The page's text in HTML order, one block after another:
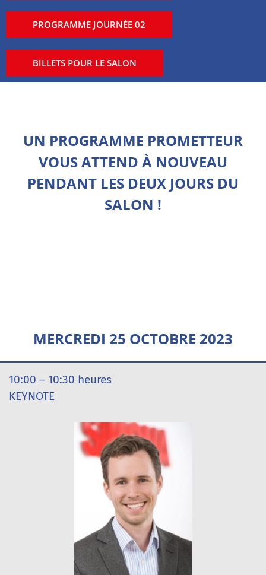
PROGRAMME JOURNÉE 02
BILLETS POUR LE SALON
UN PROGRAMME PROMETTEUR
VOUS ATTEND À NOUVEAU
PENDANT LES DEUX JOURS DU
SALON !
MERCREDI 25 OCTOBRE 2023
10:00 – 10:30 heures
KEYNOTE